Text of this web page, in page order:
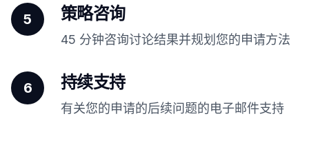
5 策略咨询
45 分钟咨询讨论结果并规划您的申请方法
6 持续支持
有关您的申请的后续问题的电子邮件支持